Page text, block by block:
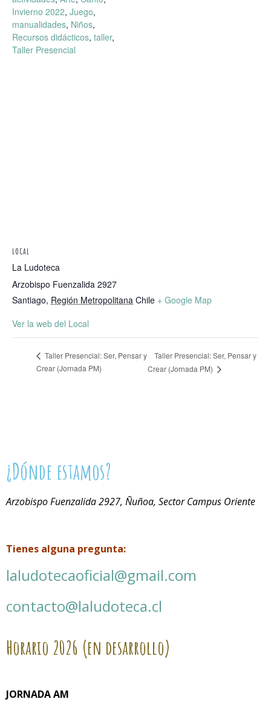
Invierno 2022, Juego,
manualidades, Niños,
Recursos didácticos, taller,
Taller Presencial
LOCAL
La Ludoteca
Arzobispo Fuenzalida 2927
Santiago, Región Metropolitana Chile + Google Map
Ver la web del Local
Taller Presencial: Ser, Pensar y
Crear (Jornada PM)
Taller Presencial: Ser, Pensar y
Crear (Jornada PM)
¿Dónde estamos?
Arzobispo Fuenzalida 2927, Ñuñoa, Sector Campus Oriente
Tienes alguna pregunta:
laludotecaoficial@gmail.com
contacto@laludoteca.cl
Horario 2026 (en desarrollo)
JORNADA AM